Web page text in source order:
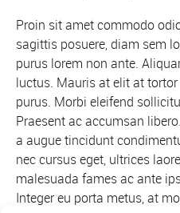
Proin sit amet commodo
sagittis posuere, diam sem
purus lorem non ante.
luctus. Mauris at elit at
purus. Morbi eleifend
Praesent ac accumsan
a augue tincidunt
nec cursus eget, ultrices
malesuada fames ac ante
Integer eu porta metus, at